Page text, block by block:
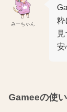
みーちゃん
粋
安
Gameeの使